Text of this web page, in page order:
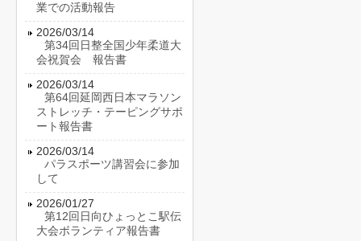
業での活動報告
2026/03/14
第34回日整全国少年柔道大
会祝賀会 報告書
2026/03/14
第64回延岡西日本マラソン
ストレッチ・テーピングサポ
ート報告書
2026/03/14
パラスポーツ講習会に参加
して
2026/01/27
第12回日向ひょっとこ駅伝
大会ボランティア報告書